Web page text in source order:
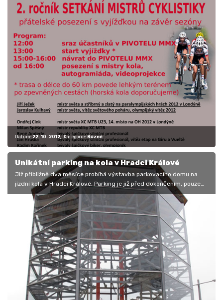
Datum: 22. 10. 2012 Kategorie: Různé
Unikátní parking na kola v Hradci Králové
Již přibližně dva měsíce probíhá výstavba parkovacího domu na
jízdní kola v Hradci Králové. Parking je již před dokončením, pouze
dva…